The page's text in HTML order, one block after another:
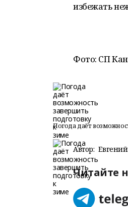
избежать
Фото: СП
Погода даёт
Автор:
Читайте